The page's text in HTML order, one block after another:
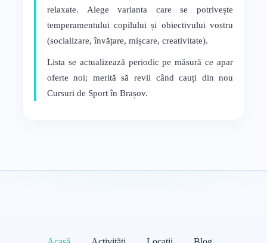
relaxate. Alege varianta care se potrivește
temperamentului copilului și obiectivului vostru
(socializare, învățare, mișcare, creativitate).
Lista se actualizează periodic pe măsură ce apar
oferte noi; merită să revii când cauți din nou
Cursuri de Sport în Brașov.